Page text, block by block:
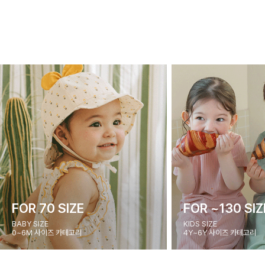
FOR 70 SIZE
BABY SIZE
0~6M 사이즈 카테고리
FOR ~130
KIDS SIZE
4Y~6Y 사이즈 카테고리